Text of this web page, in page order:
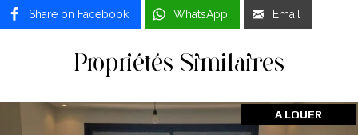
Share on Facebook WhatsApp Email
Propriétés Similaires
A LOUER